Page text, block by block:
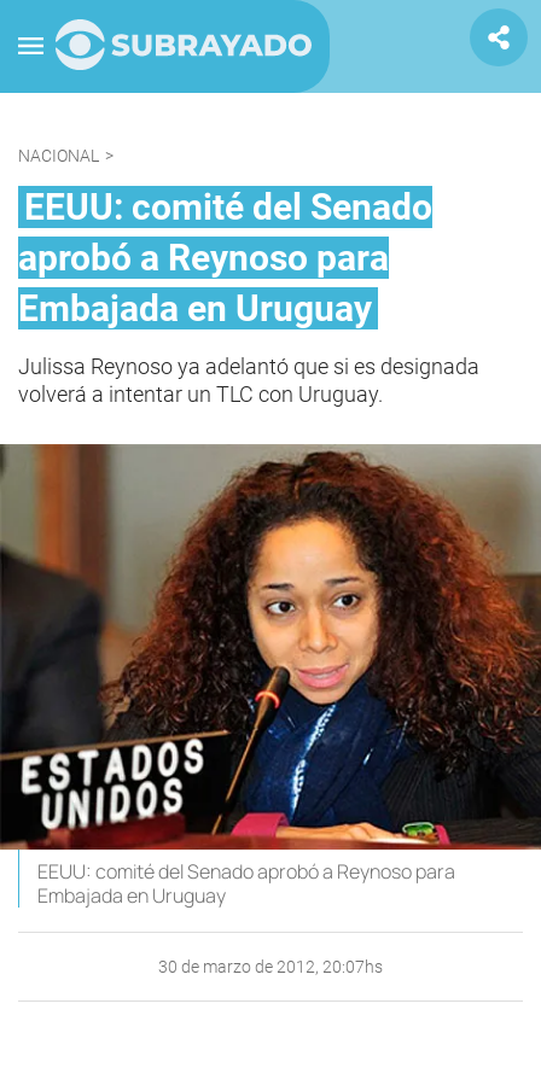
NACIONAL >
EEUU: comité del Senado
aprobó a Reynoso para
Embajada en Uruguay
Julissa Reynoso ya adelantó que si es designada
volverá a intentar un TLC con Uruguay.
EEUU: comité del Senado aprobó a Reynoso para
Embajada en Uruguay
30 de marzo de 2012, 20:07hs